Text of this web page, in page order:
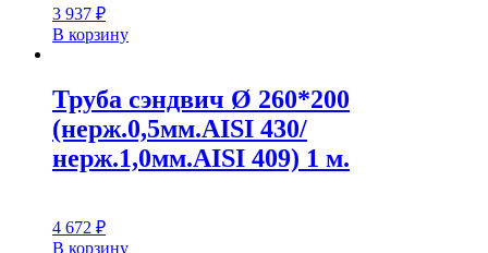
3 937 ₽
В корзину
Труба сэндвич Ø 260*200
(нерж.0,5мм.AISI 430/
нерж.1,0мм.AISI 409) 1 м.
4 672 ₽
В корзину